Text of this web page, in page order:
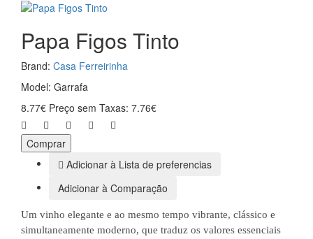
Papa Figos Tinto
Brand: Casa Ferreirinha
Model: Garrafa
8.77€ Preço sem Taxas: 7.76€
Comprar
Adicionar à Lista de preferencias
Adicionar à Comparação
Um vinho elegante e ao mesmo tempo vibrante, clássico e
simultaneamente moderno, que traduz os valores essenciais